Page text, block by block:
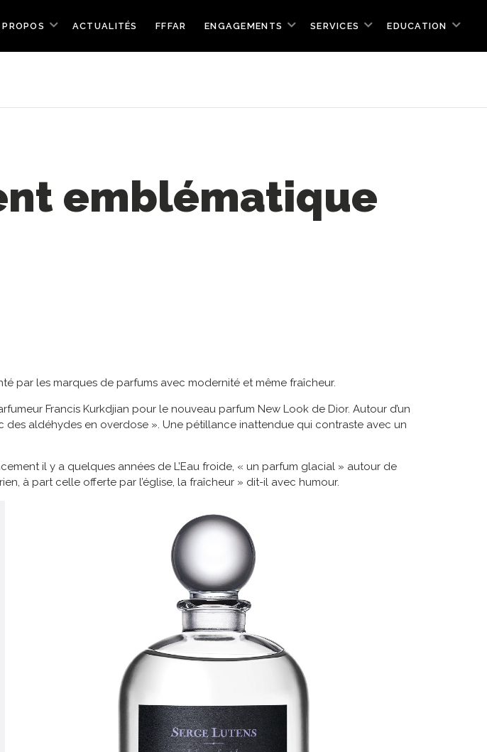
ACTUALITÉS FFFAR ENGAGEMENTS SERVICES EDUCATION
emblématique
par les marques de parfums avec modernité et même fraîcheur.
Francis Kurkdjian pour le nouveau parfum New Look de Dior. Autour d’un
aldéhydes en overdose ». Une pétillance inattendue qui contraste avec un
il y a quelques années de L’Eau froide, « un parfum glacial » autour de
à part celle offerte par l’église, la fraîcheur » dit-il avec humour.